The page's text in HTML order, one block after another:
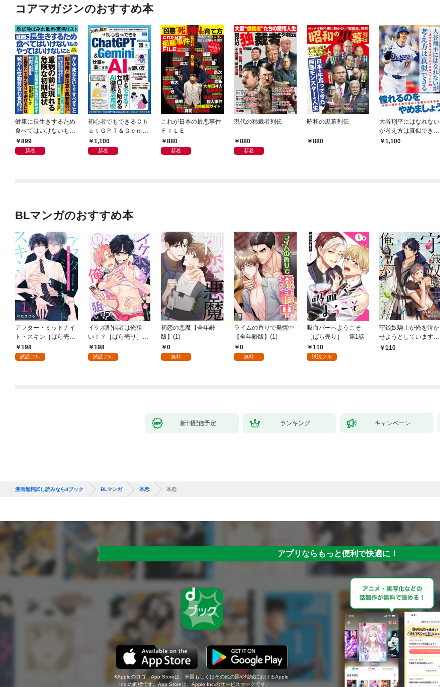
コアマガジンのおすすめ本
健康に長生きするため
食べてはいけないもの
やってはいけないこと
899
新着
初心者でもできるＣｈ
ａｔＧＰＴ＆Ｇｅｍｉ
ｎｉ 仕事を楽にするＡ
Ｉの使い方
1,100
新着
これが日本の最悪事件
ＦＩＬＥ
880
新着
現代の独裁者列伝
880
新着
昭和の黒幕列伝
880
大谷翔平にはなれない
が考え方は真似できる-
遊びも仕事もうまくい
1,100
BLマンガのおすすめ本
アフター・ミッドナイ
ト・スキン［ばら売
り］ 第1話
198
試読フル
イケボ配信者は俺狙
い！？［ばら売り］
第1話
198
試読フル
初恋の悪魔【全年齢
版】(1)
0
無料
ライムの香りで発情中
【全年齢版】(1)
0
無料
吸血バーへようこそ
［ばら売り］ 第1話
110
試読フル
守銭奴騎士が俺を泣か
せようとしています
【単話】 1
110
新刊配信予定 ランキング キャンペーン
漫画無料試し読みならdブック BLマンガ 本恋 本恋
アプリならもっと便利で快適に！
Appleのロゴ、App Storeは、米国もしくはその他の国や地域におけるApple
Inc.の商標です。App Storeは、Apple Inc.のサービスマークです。